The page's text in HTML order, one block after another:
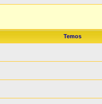
Temos